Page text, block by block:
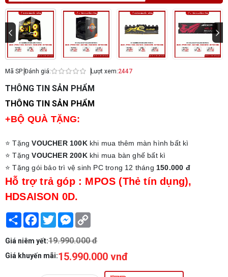
Mã SP:Đánh giá: Lượt xem:2447
THÔNG TIN SẢN PHẨM
THÔNG TIN SẢN PHẨM
+BỘ QUÀ TẶNG:
⭐ TặngVOUCHER 100Kkhi mua thêm màn hình bất kì
⭐ TặngVOUCHER 200Kkhi mua bàn ghế bất kì
⭐ Tặng gói bảo trì vệ sinh PC trong 12 tháng 150.000 đ
Hỗ trợ trả góp : MPOS (Thẻ tín dụng),
HDSAISON 0D.
Share Facebook
TwitterMessenger
Giá niêm yết:19.990.000 đ
Giá khuyến mãi:15.990.000 vnđ